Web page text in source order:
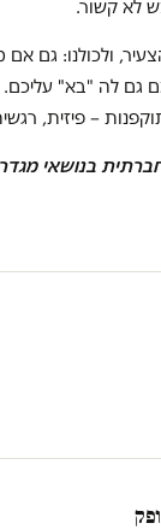
קשור.
ולכולנו: גם אם
לה "בא" עליכם.
– פיזית, רגשית,
בנושאי מגדר